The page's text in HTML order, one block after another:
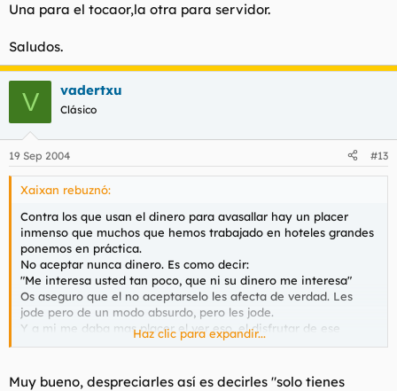
Pero eso te pasa porq no te vas de putas y los DVDs porno los
Etaxys. me estás diciendo q te trajinaste a las 2 putas o mi
nivel de comprensión de texto es cero?
Una para el tocaor,la otra para servidor.
Saludos.
V vadertxu
Clásico
19 Sep 2004 #13
Xaixan rebuznó:
Contra los que usan el dinero para avasallar hay un placer
inmenso que muchos que hemos trabajado en hoteles grandes
ponemos en práctica.
No aceptar nunca dinero. Es como decir:
"Me interesa usted tan poco, que ni su dinero me interesa"
Os aseguro que el no aceptarselo les afecta de verdad. Les
jode pero de un modo absurdo, pero les jode.
Y a mi me daba mas placer el ver eso, el disfrutar de ese
momento que el pillar los 1000 duros.
Haz clic para expandir...
Muy bueno, despreciarles así es decirles "solo tienes